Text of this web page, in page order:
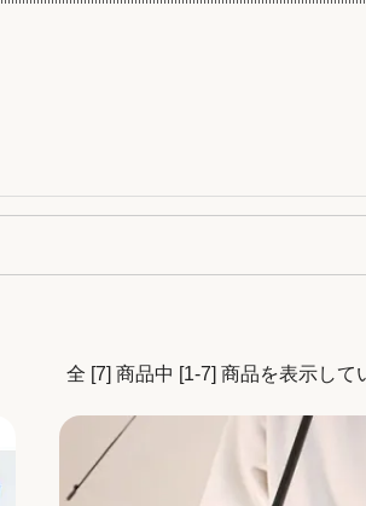
全 [7] 商品中 [1-7] 商品を表示して